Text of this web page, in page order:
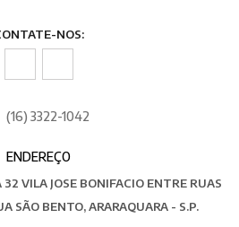
NOS:
(16) 3322-1042
ENDEREÇO
VILA JOSE BONIFACIO ENTRE RUAS
SÃO BENTO, ARARAQUARA - S.P.